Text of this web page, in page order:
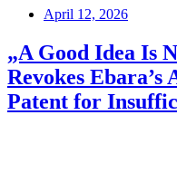
April 12, 2026
„A Good Idea Is
Revokes
Patent for